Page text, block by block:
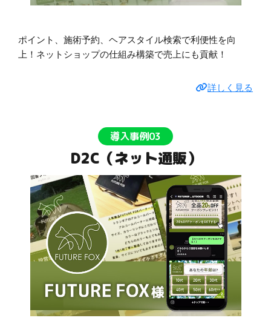
ポイント、施術予約、ヘアスタイル検索で利便性を向
上！ネットショップの仕組み構築で売上にも貢献！
詳しく見る
導入事例03
D2C（ネット通販）